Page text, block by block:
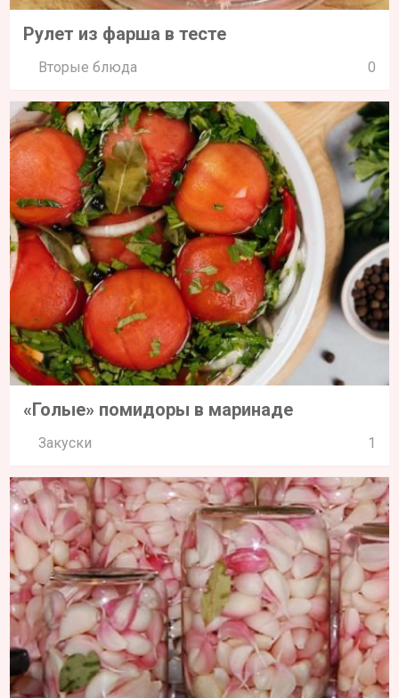
Рулет из фарша в тесте
Вторые блюда 0
«Голые» помидоры в маринаде
Закуски 1